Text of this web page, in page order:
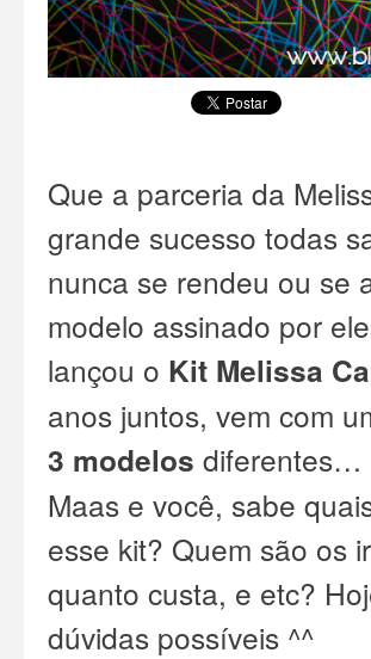
Que a parceria da
grande sucesso todas
nunca se rendeu ou se
modelo assinado por
lançou o Kit Melissa
anos juntos, vem com
3 modelos diferentes…
Maas e você, sabe
esse kit? Quem são os
quanto custa, e etc?
dúvidas possíveis ^^